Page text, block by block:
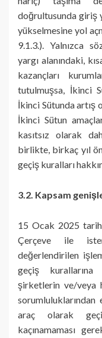
doğrultusunda giriş
yükselmesine yol
9.1.3.). Yalnızca
yargı alanındaki,
kazançları
tutulmuşsa, İkinci
İkinci Sütunda artış
İkinci Sütun
kasıtsız olarak
birlikte, birkaç yıl
geçiş kuralları
3.2. Kapsam
15 Ocak 2025
Çerçeve ile
değerlendirilen
geçiş kurallarına
şirketlerin ve/veya
araç olarak geçiş
kaçınamaması